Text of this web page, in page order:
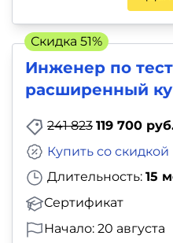
Инженер по
расширенный
241 823 119 700
Длительность: 15
Сертификат
Купить со скидкой
Начало: 20 августа
Скидка 51%